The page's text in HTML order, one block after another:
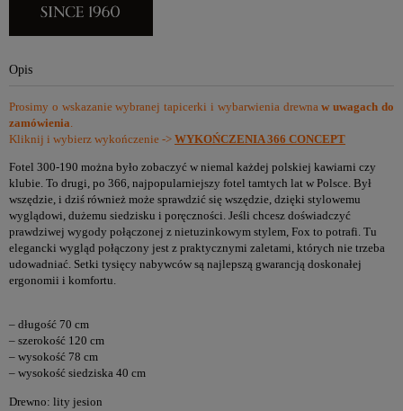
Opis
Prosimy o wskazanie wybranej tapicerki i wybarwienia drewnaw uwagach do
zamówienia
Kliknij i wybierz wykończenie -> WYKOŃCZENIA 366 CONCEPT
Fotel 300-190 można było zobaczyć w niemal każdej polskiej kawiarni czy
klubie. To drugi, po 366, najpopularniejszy fotel tamtych lat w Polsce. Był
wszędzie, i dziś również może sprawdzić się wszędzie, dzięki stylowemu
wyglądowi, dużemu siedzisku i poręczności. Jeśli chcesz doświadczyć
prawdziwej wygody połączonej z nietuzinkowym stylem, Fox to potrafi. Tu
elegancki wygląd połączony jest z praktycznymi zaletami, których nie trzeba
udowadniać. Setki tysięcy nabywców są najlepszą gwarancją doskonałej
ergonomii i komfortu.
– długość 70 cm
– szerokość 120 cm
– wysokość 78 cm
– wysokość siedziska 40 cm
Drewno: lity jesion